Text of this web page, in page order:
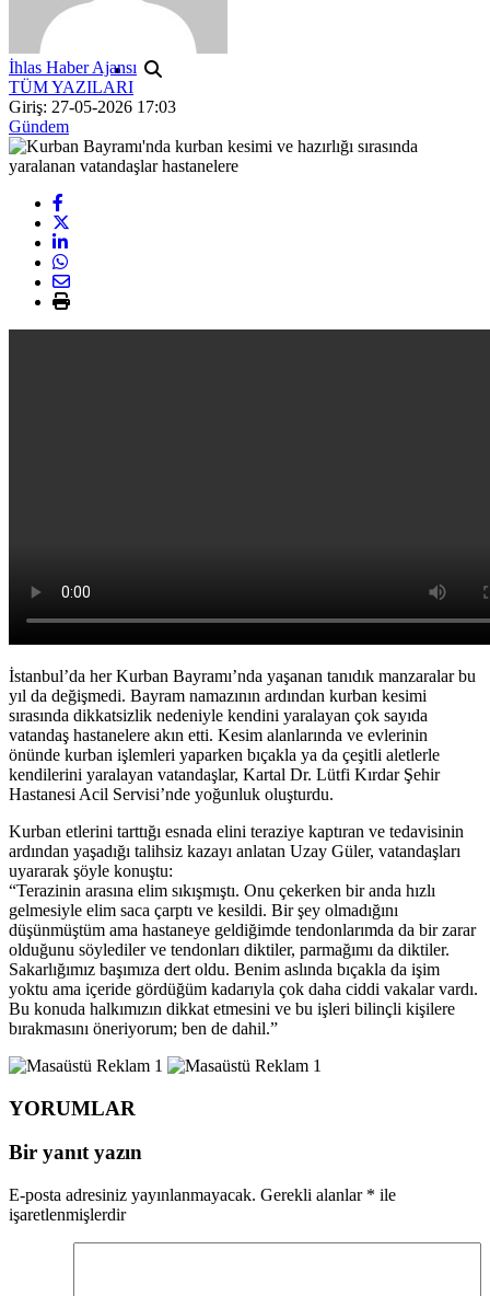
İhlas Haber Ajansı
TÜM YAZILARI
Giriş: 27-05-2026 17:03
Gündem
İstanbul’da her Kurban Bayramı’nda yaşanan tanıdık manzaralar bu
yıl da değişmedi. Bayram namazının ardından kurban kesimi
sırasında dikkatsizlik nedeniyle kendini yaralayan çok sayıda
vatandaş hastanelere akın etti. Kesim alanlarında ve evlerinin
önünde kurban işlemleri yaparken bıçakla ya da çeşitli aletlerle
kendilerini yaralayan vatandaşlar, Kartal Dr. Lütfi Kırdar Şehir
Hastanesi Acil Servisi’nde yoğunluk oluşturdu.
Kurban etlerini tarttığı esnada elini teraziye kaptıran ve tedavisinin
ardından yaşadığı talihsiz kazayı anlatan Uzay Güler, vatandaşları
uyararak şöyle konuştu:
“Terazinin arasına elim sıkışmıştı. Onu çekerken bir anda hızlı
gelmesiyle elim saca çarptı ve kesildi. Bir şey olmadığını
düşünmüştüm ama hastaneye geldiğimde tendonlarımda da bir zarar
olduğunu söylediler ve tendonları diktiler, parmağımı da diktiler.
Sakarlığımız başımıza dert oldu. Benim aslında bıçakla da işim
yoktu ama içeride gördüğüm kadarıyla çok daha ciddi vakalar vardı.
Bu konuda halkımızın dikkat etmesini ve bu işleri bilinçli kişilere
bırakmasını öneriyorum; ben de dahil.”
YORUMLAR
Bir yanıt yazın
E-posta adresiniz yayınlanmayacak. Gerekli alanlar * ile
işaretlenmişlerdir